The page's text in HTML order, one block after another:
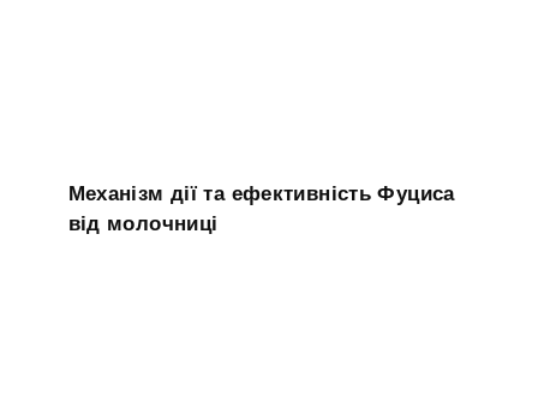
Механізм дії та ефективність Фуциса
від молочниці